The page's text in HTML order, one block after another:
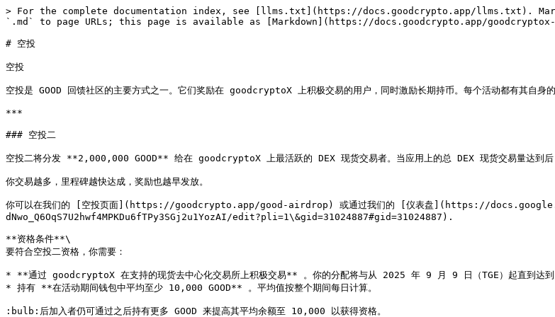
> For the complete documentation index, see [llms.txt](https://docs.goodcrypto.app/llms.txt).
`.md` to page URLs; this page is available as [Markdown](https://docs.goodcrypto.app/
# 空投
空投
空投是 GOOD 回馈社区的主要方式之一。它们奖励在 goodcryptoX 上积极交易的用户，同时激励长期持币。每个活动都有其自身的
***
### 空投二
空投二将分发 **2,000,000 GOOD** 给在 goodcryptoX 上最活跃的 DEX 现货交易者。当应用上的总 DEX 现货交易量达到
你交易越多，里程碑越快达成，奖励也越早发放。
你可以在我们的 [空投页面](https://goodcrypto.app/good-airdrop) 或通过我们的 [仪表盘](https://
dNwo_Q6OqS7U2hwf4MPKDu6fTPy3SGj2u1YozAI/edit?pli=1\&gid=31024887#gid=31024887).
**资格条件**\
要符合空投二资格，你需要：
* **通过 goodcryptoX 在支持的现货去中心化交易所上积极交易** 。你的分配将与从 2025 年 9 月 9 日（TGE）起直到达到
* 持有 **在活动期间钱包中平均至少 10,000 GOOD** 。平均值按整个期间每日计算。
:bulb:后加入者仍可通过之后持有更多 GOOD 来提高其平均余额至 10,000 以获得资格。